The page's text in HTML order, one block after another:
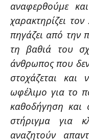
αναφερθούμε
χαρακτηρίζει
πηγάζει από την
τη βαθιά του
άνθρωπος που
στοχάζεται
ωφέλιμο για το
καθοδήγηση και
στήριγμα για
αναζητούν